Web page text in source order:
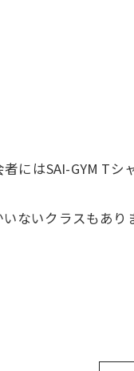
にはSAI-GYM Tシ
ないクラスもあり